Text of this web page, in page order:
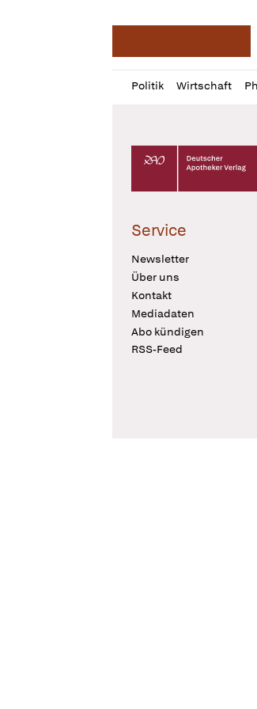
Politik Wirtschaft
Profil
öffnen
Daz
Pur
Deutscher Apotheker
Service
Newsletter
Über uns
Kontakt
Mediadaten
Abo kündigen
RSS-Feed